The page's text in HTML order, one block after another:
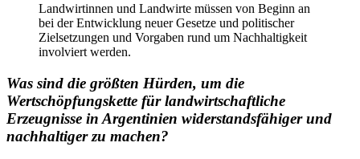
Landwirtinnen und Landwirte müssen von Beginn an
bei der Entwicklung neuer Gesetze und politischer
Zielsetzungen und Vorgaben rund um Nachhaltigkeit
involviert werden.
Was sind die größten Hürden, um die
Wertschöpfungskette für landwirtschaftliche
Erzeugnisse in Argentinien widerstandsfähiger und
nachhaltiger zu machen?